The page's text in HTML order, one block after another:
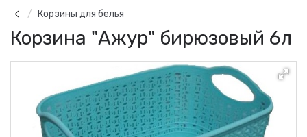
Корзины для белья
Корзина "Ажур" бирюзовый 6л